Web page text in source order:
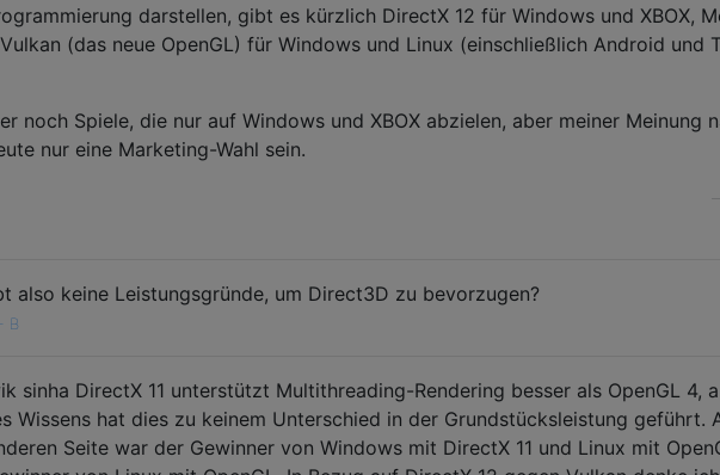
darstellen, gibt es kürzlich DirectX 12 für Windows und XBOX,
(das neue OpenGL) für Windows und Linux (einschließlich Android und
noch Spiele, die nur auf Windows und XBOX abzielen, aber meiner Meinung
nur eine Marketing-Wahl sein.
also keine Leistungsgründe, um Direct3D zu bevorzugen?
B
sinha DirectX 11 unterstützt Multithreading-Rendering besser als OpenGL 4,
Wissens hat dies zu keinem Unterschied in der Grundstücksleistung geführt.
Seite war der Gewinner von Windows mit DirectX 11 und Linux mit